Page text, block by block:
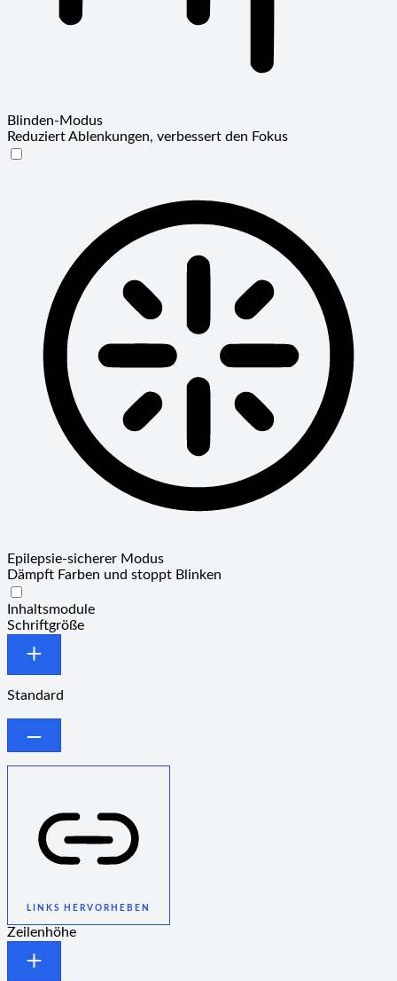
Blinden-Modus
Reduziert Ablenkungen, verbessert den Fokus
Epilepsie-sicherer Modus
Dämpft Farben und stoppt Blinken
Inhaltsmodule
Schriftgröße
Standard
LINKS HERVORHEBEN
Zeilenhöhe